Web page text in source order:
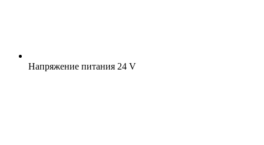
Напряжение питания 24 V